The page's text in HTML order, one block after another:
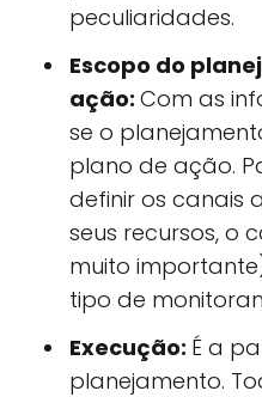
peculiaridades.
Escopo do
ação: Com as
se o
plano de ação.
definir os canais
seus recursos, o
muito
tipo de
Execução: É a
planejamento.